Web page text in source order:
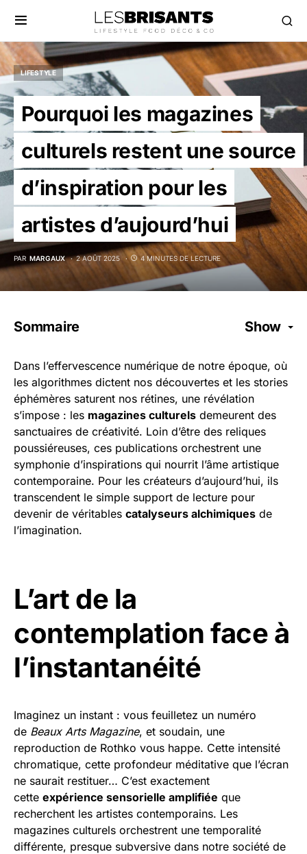
LIFESTYLE
Pourquoi les magazines
culturels restent une source
d’inspiration pour les
artistes d’aujourd’hui
PAR MARGAUX 2 AOÛT 2025 4 MINUTES DE LECTURE
Sommaire Show
Dans l’effervescence numérique de notre époque, où
les algorithmes dictent nos découvertes et les stories
éphémères saturent nos rétines, une révélation
s’impose : les magazines culturels demeurent des
sanctuaires de créativité. Loin d’être des reliques
poussiéreuses, ces publications orchestrent une
symphonie d’inspirations qui nourrit l’âme artistique
contemporaine. Pour les créateurs d’aujourd’hui, ils
transcendent le simple support de lecture pour
devenir de véritables catalyseurs alchimiques de
l’imagination.
L’art de la
contemplation face à
l’instantanéité
Imaginez un instant : vous feuilletez un numéro
de Beaux Arts Magazine, et soudain, une
reproduction de Rothko vous happe. Cette intensité
chromatique, cette profondeur méditative que l’écran
ne saurait restituer… C’est exactement
cette expérience sensorielle amplifiée que
recherchent les artistes contemporains. Les
magazines culturels orchestrent une temporalité
différente, presque subversive dans notre société de